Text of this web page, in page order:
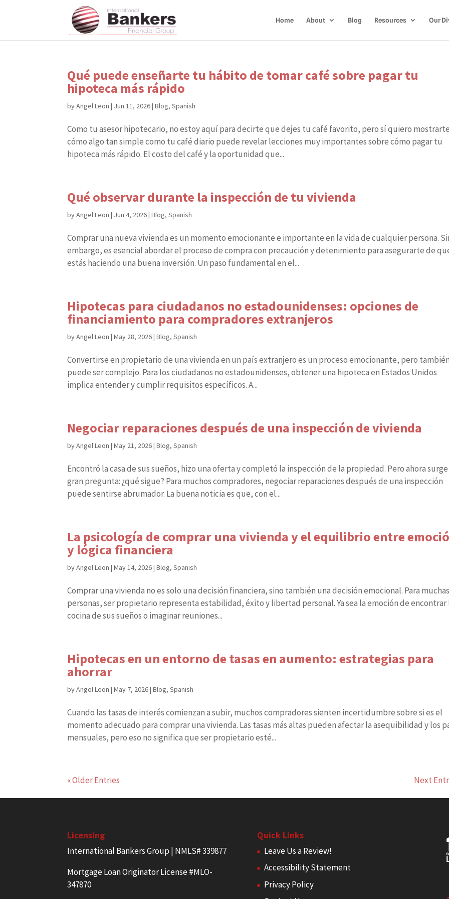
Home About Blog Resources Our
Qué puede enseñarte tu hábito de tomar café sobre pagar tu
hipoteca más rápido
byAngel Leon | Jun 11, 2026|Blog,Spanish
Como tu asesor hipotecario, no estoy aquí para decirte que dejes tu café favorito, pero sí quiero mostrarte
cómo algo tan simple como tu café diario puede revelar lecciones muy importantes sobre cómo pagar tu
hipoteca más rápido. El costo del café y la oportunidad que...
Qué observar durante la inspección de tu vivienda
byAngel Leon | Jun 4, 2026|Blog,Spanish
Comprar una nueva vivienda es un momento emocionante e importante en la vida de cualquier persona.
embargo, es esencial abordar el proceso de compra con precaución y detenimiento para asegurarte de
estás haciendo una buena inversión. Un paso fundamental en el...
Hipotecas para ciudadanos no estadounidenses: opciones de
financiamiento para compradores extranjeros
byAngel Leon |May 28, 2026|Blog,Spanish
Convertirse en propietario de una vivienda en un país extranjero es un proceso emocionante, pero también
puede ser complejo. Para los ciudadanos no estadounidenses, obtener una hipoteca en Estados Unidos
implica entender y cumplir requisitos específicos. A...
Negociar reparaciones después de una inspección de vivienda
byAngel Leon |May 21, 2026|Blog,Spanish
Encontró la casa de sus sueños, hizo una oferta y completó la inspección de la propiedad. Pero ahora
gran pregunta: ¿qué sigue? Para muchos compradores, negociar reparaciones después de una inspección
puede sentirse abrumador. La buena noticia es que, con el...
La psicología de comprar una vivienda y el equilibrio entre
y lógica financiera
byAngel Leon |May 14, 2026|Blog,Spanish
Comprar una vivienda no es solo una decisión financiera, sino también una decisión emocional. Para muchas
personas, ser propietario representa estabilidad, éxito y libertad personal. Ya sea la emoción de encontrar
cocina de sus sueños o imaginar reuniones...
Hipotecas en un entorno de tasas en aumento: estrategias para
ahorrar
byAngel Leon |May 7, 2026|Blog,Spanish
Cuando las tasas de interés comienzan a subir, muchos compradores sienten incertidumbre sobre si es el
momento adecuado para comprar una vivienda. Las tasas más altas pueden afectar la asequibilidad y los
mensuales, pero eso no significa que ser propietario esté...
« Older Entries Next
Licensing
International Bankers Group | NMLS# 339877
Mortgage Loan Originator License #MLO-
347870
Quick Links
Leave Us a Review!
Accessibility Statement
Privacy Policy